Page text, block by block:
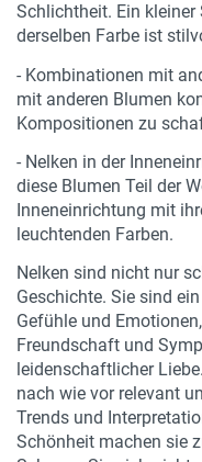
Schlichtheit. Ein
derselben Farbe ist
- Kombinationen mit
mit anderen Blumen
Kompositionen zu
- Nelken in der
diese Blumen Teil der
Inneneinrichtung mit
leuchtenden Farben.
Nelken sind nicht nur
Geschichte. Sie sind
Gefühle und
Freundschaft und
leidenschaftlicher
nach wie vor relevant
Trends und
Schönheit machen sie